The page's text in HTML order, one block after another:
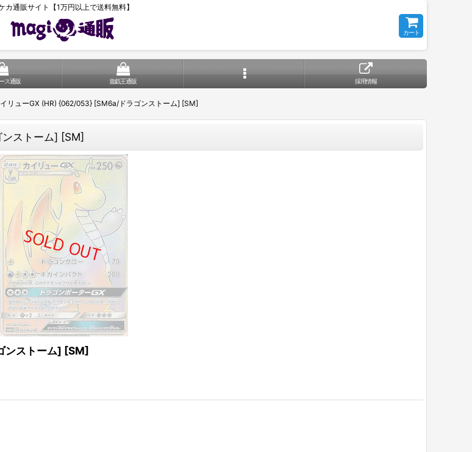
カ通販サイト【1万円以上で送料無料】
カート
ス通販 遊戯王通販 採用情報
イリューGX (HR) {062/053} [SM6a/ドラゴンストーム] [SM]
ストーム] [SM]
ンストーム] [SM]